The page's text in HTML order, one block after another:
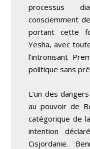
processus
consciemment
portant cette
Yesha, avec
l’intronisant
politique sans
L’un des
au pouvoir de
catégorique de
intention
Cisjordanie.